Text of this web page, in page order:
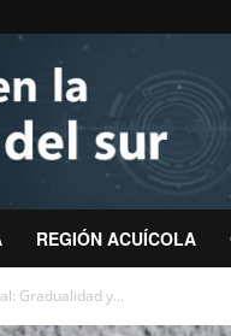
REGIÓN ACUÍCOLA
Gradualidad y...